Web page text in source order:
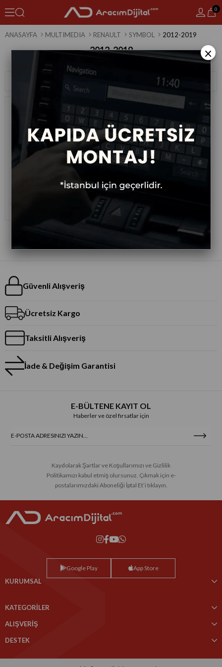
0
ANASAYFA MULTIMEDIA RENAULT SYMBOL 2012-2019
2012-2019
Filtreleme
Renault Symbol Android Multimedya
Güvenli Alışveriş
Ücretsiz Kargo
Taksitli Alışveriş
İade & Değişim Garantisi
E-BÜLTENE KAYIT OL
Haberler ve özel fırsatlar için
Kaydolarak Şartlar ve Koşullarımızı ve Gizlilik
Politikamızı kabul etmiş olursunuz. Çıkmak için e-
postalarımızdaki Aboneliği İptal Et’i tıklayın.
Google Play App Store
KURUMSAL
KATEGORİLER
ALIŞVERİŞ
DESTEK
×